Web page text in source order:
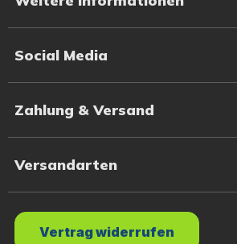
Social Media
Zahlung & Versand
Versandarten
Vertrag widerrufen